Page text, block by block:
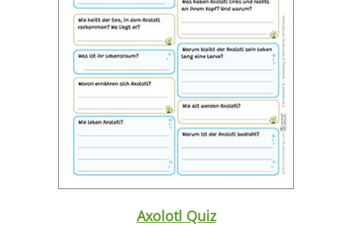
Axolotl Quiz